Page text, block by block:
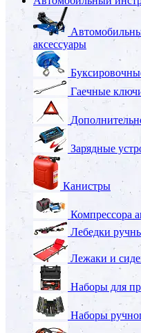
аксессуары
Гаечные
Зарядные
Канистры
Компрессора
Лебедки
Лежаки и
Наборы для
Наборы